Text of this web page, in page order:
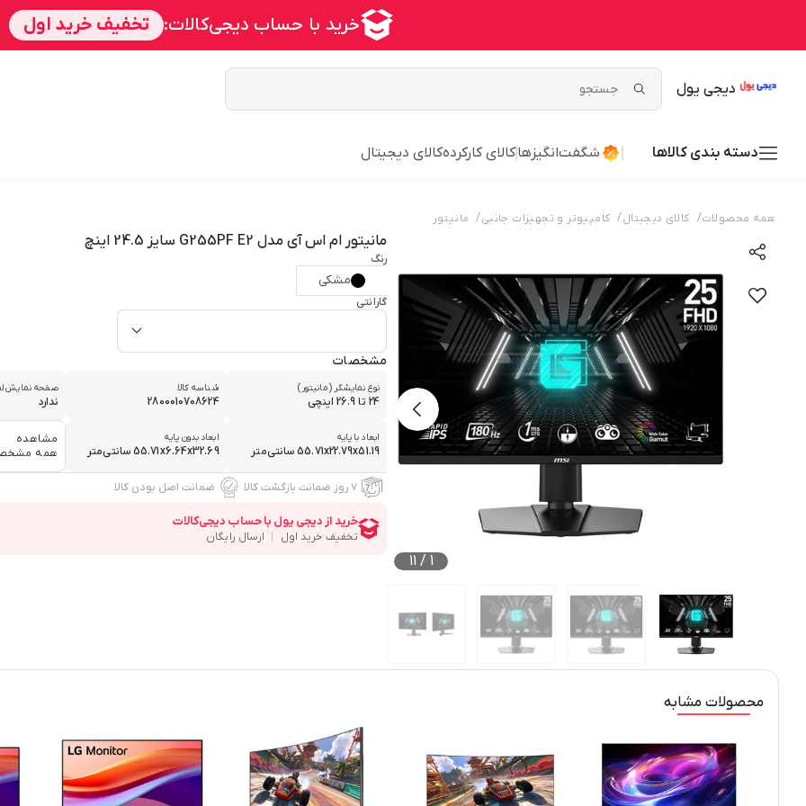
دیجی یول
دسته بندی کالاها شگفت‌انگیزهاکالای کارکردهکالای دیجیتال
همه محصولات/ کالای دیجیتال/ کامپیوتر و تجهیزات جانبی/ مانیتور
1
/
11
مانیتور ام اس آی مدل G255PF E2 سایز 24.5 اینچ
رنگ
مشکی
گارانتی
مشخصات
نوع نمایشگر (مانیتور)
24 تا 26.9 اینچی
شناسه کالا
2800010708624
صفحه نمایش
ندارد
ابعاد با پایه
55.71x22.79x51.19 سانتی‌متر
ابعاد بدون پایه
55.71x6.64x32.69 سانتی‌متر
مشاهده
همه
۷ روز ضمانت بازگشت کالا ضمانت اصل بودن کالا
محصولات مشابه